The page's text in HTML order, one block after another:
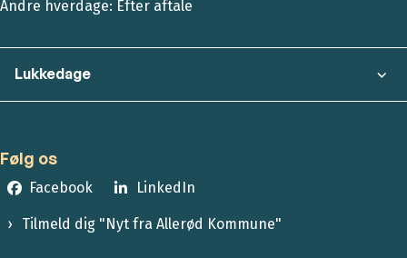
Andre hverdage: Efter aftale
Lukkedage
Følg os
Facebook LinkedIn
Tilmeld dig "Nyt fra Allerød Kommune"